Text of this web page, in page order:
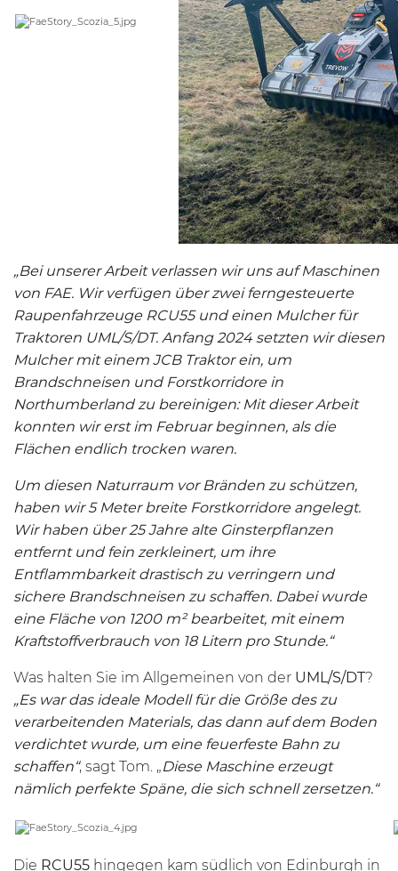
„Bei unserer Arbeit verlassen wir uns auf Maschinen
von FAE. Wir verfügen über zwei ferngesteuerte
Raupenfahrzeuge RCU55und einen Mulcher für
Traktoren UML/S/DT. Anfang 2024 setzten wir diesen
Mulcher mit einem JCB Traktor ein, um
Brandschneisen und Forstkorridore in
Northumberland zu bereinigen: Mit dieser Arbeit
konnten wir erst im Februar beginnen, als die
Flächen endlich trocken waren.
Um diesen Naturraum vor Bränden zu schützen,
haben wir 5 Meter breite Forstkorridore angelegt.
Wir haben über 25 Jahre alte Ginsterpflanzen
entfernt und fein zerkleinert, um ihre
Entflammbarkeit drastisch zu verringern und
sichere Brandschneisen zu schaffen. Dabei wurde
eine Fläche von 1200 m² bearbeitet, mit einem
Kraftstoffverbrauch von 18 Litern pro Stunde.“
Was halten Sie im Allgemeinen von der UML/S/DT?
„Es war das ideale Modell für die Größe des zu
verarbeitenden Materials, das dann auf dem Boden
verdichtet wurde, um eine feuerfeste Bahn zu
schaffen“, sagt Tom. „Diese Maschine erzeugt
nämlich perfekte Späne, die sich schnell zersetzen.“
Die RCU55 hingegen kam südlich von Edinburgh in